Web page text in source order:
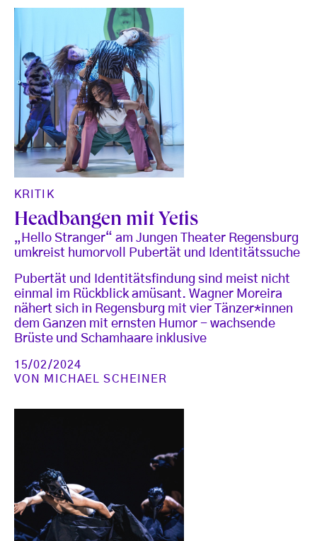
KRITIK
Headbangen mit Yetis
„Hello Stranger“ am Jungen Theater Regensburg
umkreist humorvoll Pubertät und Identitätssuche
Pubertät und Identitätsfindung sind meist nicht
einmal im Rückblick amüsant. Wagner Moreira
nähert sich in Regensburg mit vier Tänzer*innen
dem Ganzen mit ernsten Humor - wachsende
Brüste und Schamhaare inklusive
15/02/2024
VON MICHAEL SCHEINER